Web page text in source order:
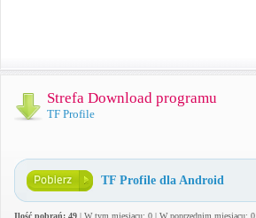
Strefa Download programu
TF Profile
TF Profile dla Android
Ilość pobrań: 49 | W tym miesiącu: 0 | W poprzednim miesiącu: 0